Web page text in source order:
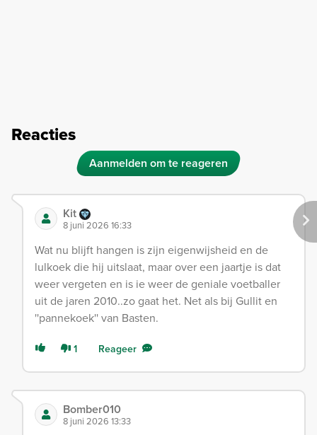
Reacties
Aanmelden om te reageren
Kit
8 juni 2026 16:33
Wat nu blijft hangen is zijn eigenwijsheid en de
lulkoek die hij uitslaat, maar over een jaartje is dat
weer vergeten en is ie weer de geniale voetballer
uit de jaren 2010..zo gaat het. Net als bij Gullit en
''pannekoek'' van Basten.
1 Reageer
Bomber010
8 juni 2026 13:33